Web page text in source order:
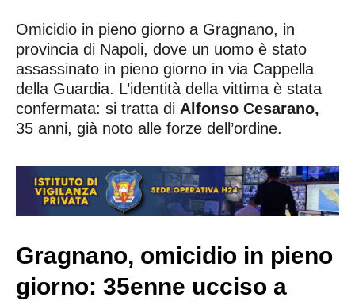
Omicidio in pieno giorno a Gragnano, in
provincia di Napoli, dove un uomo è stato
assassinato in pieno giorno in via Cappella
della Guardia. L’identità della vittima è stata
confermata: si tratta di Alfonso Cesarano,
35 anni, già noto alle forze dell’ordine.
Gragnano, omicidio in pieno
giorno: 35enne ucciso a